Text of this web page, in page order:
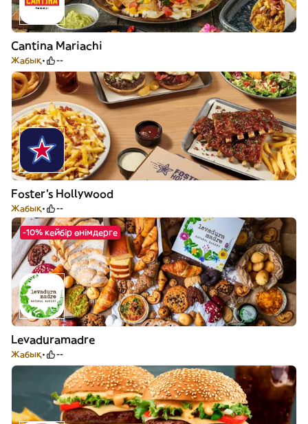
Cantina Mariachi
Жабық --
Foster's Hollywood
Жабық --
-10% кейбір өнімдерге
Levaduramadre
Жабық --